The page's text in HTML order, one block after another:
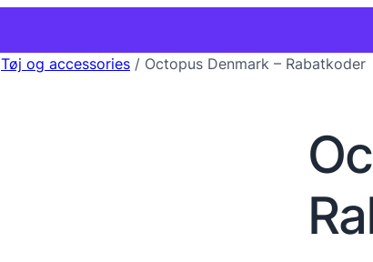
Tøj og accessories / Octopus Denmark – Rabatkoder